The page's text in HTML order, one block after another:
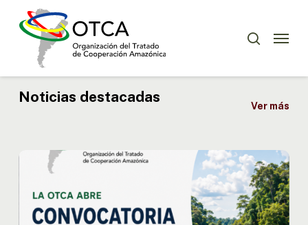
Menu
Noticias destacadas
Ver más
OTCA
para
Especialista